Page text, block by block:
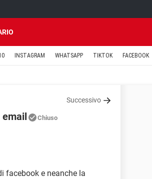
INSTAGRAM WHATSAPP TIKTOK FACEBOOK
Successivo
email Chiuso
facebook e neanche la